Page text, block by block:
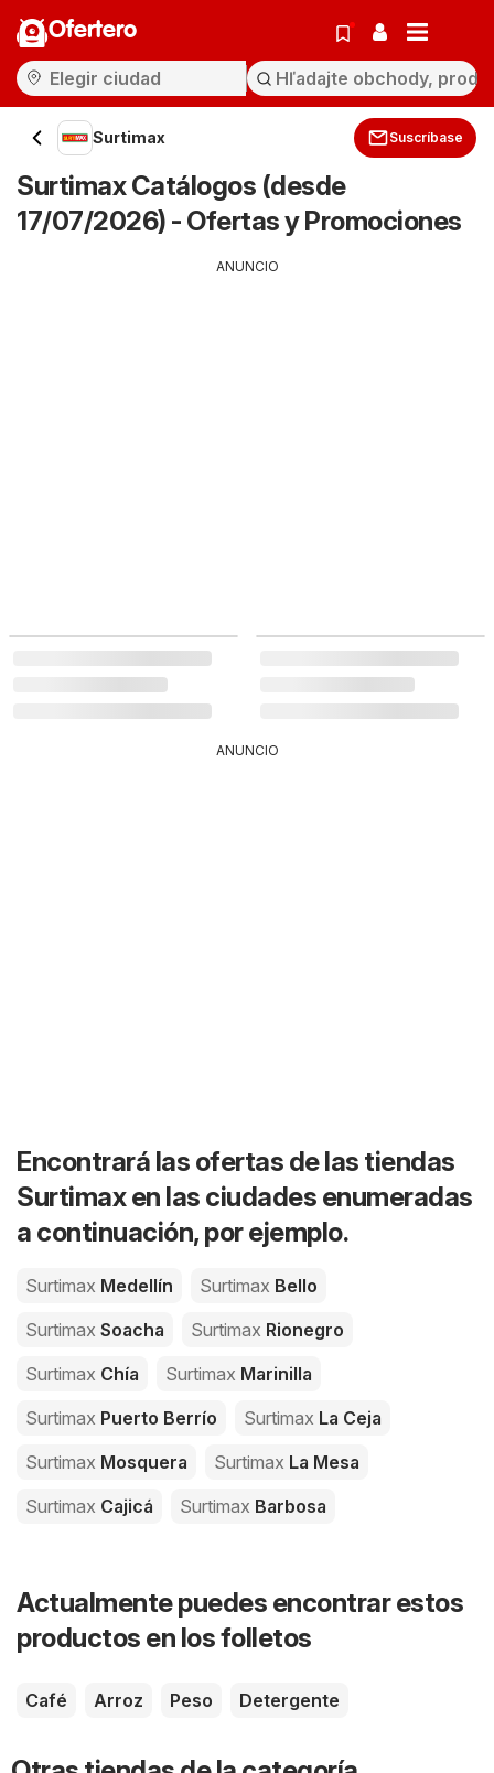
Ofertero
Surtimax Suscríbase
Surtimax Catálogos (desde
17/07/2026) - Ofertas y Promociones
ANUNCIO
ANUNCIO
Encontrará las ofertas de las tiendas
Surtimax en las ciudades enumeradas
a continuación, por ejemplo.
Surtimax Medellín Surtimax Bello
Surtimax Soacha Surtimax Rionegro
Surtimax Chía Surtimax Marinilla
Surtimax Puerto Berrío Surtimax La Ceja
Surtimax Mosquera Surtimax La Mesa
Surtimax Cajicá Surtimax Barbosa
Actualmente puedes encontrar estos
productos en los folletos
Café Arroz Peso Detergente